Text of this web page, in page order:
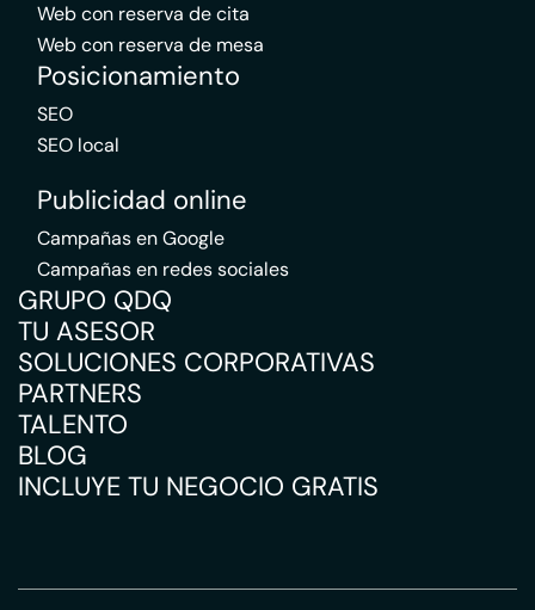
Web con reserva de cita
Web con reserva de mesa
Posicionamiento
SEO
SEO local
Publicidad online
Campañas en Google
Campañas en redes sociales
GRUPO QDQ
TU ASESOR
SOLUCIONES CORPORATIVAS
PARTNERS
TALENTO
BLOG
INCLUYE TU NEGOCIO GRATIS